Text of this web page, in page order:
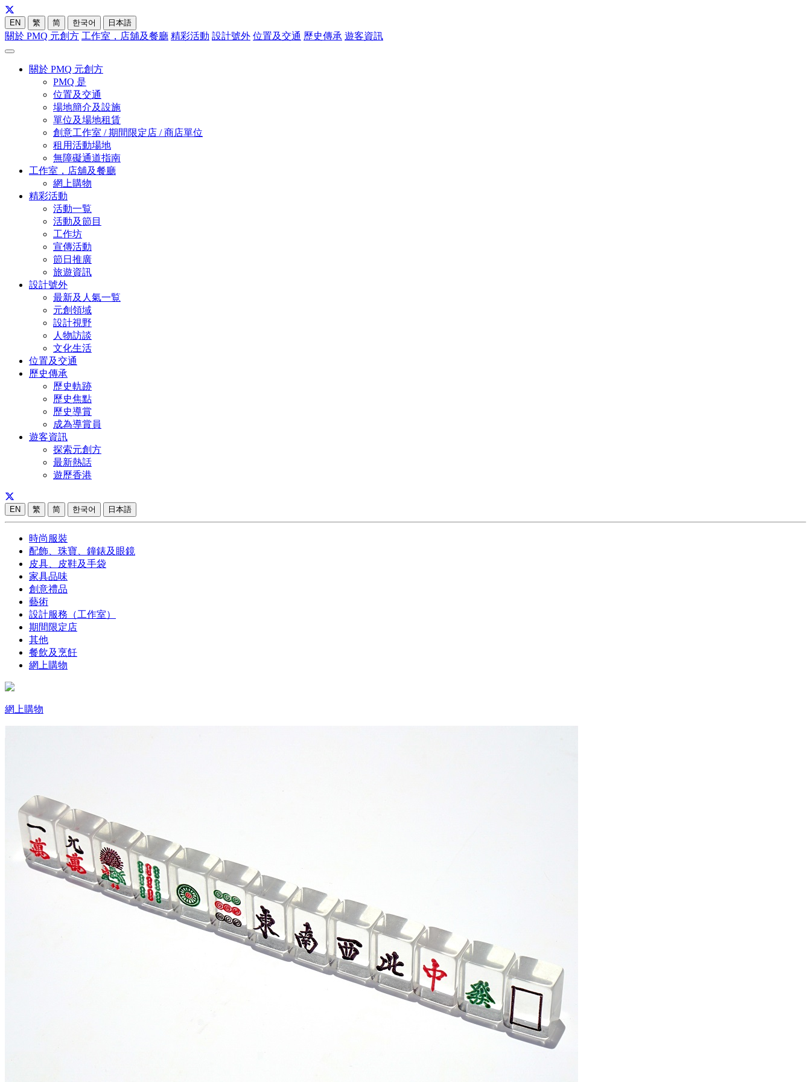
EN 繁 简 한국어 日本語
關於 PMQ 元創方 工作室，店舖及餐廳 精彩活動 設計號外 位置及交通 歷史傳承 遊客資訊
關於 PMQ 元創方
PMQ 是
位置及交通
場地簡介及設施
單位及場地租賃
創意工作室 / 期間限定店 / 商店單位
租用活動場地
無障礙通道指南
工作室，店舖及餐廳
網上購物
精彩活動
活動一覧
活動及節目
工作坊
宣傳活動
節日推廣
旅遊資訊
設計號外
最新及人氣一覧
元創領域
設計視野
人物訪談
文化生活
位置及交通
歷史傳承
歷史軌跡
歷史焦點
歷史導賞
成為導賞員
遊客資訊
探索元創方
最新熱話
遊歷香港
EN 繁 简 한국어 日本語
時尚服裝
配飾、珠寶、鐘錶及眼鏡
皮具、皮鞋及手袋
家具品味
創意禮品
藝術
設計服務（工作室）
期間限定店
其他
餐飲及烹飪
網上購物
網上購物